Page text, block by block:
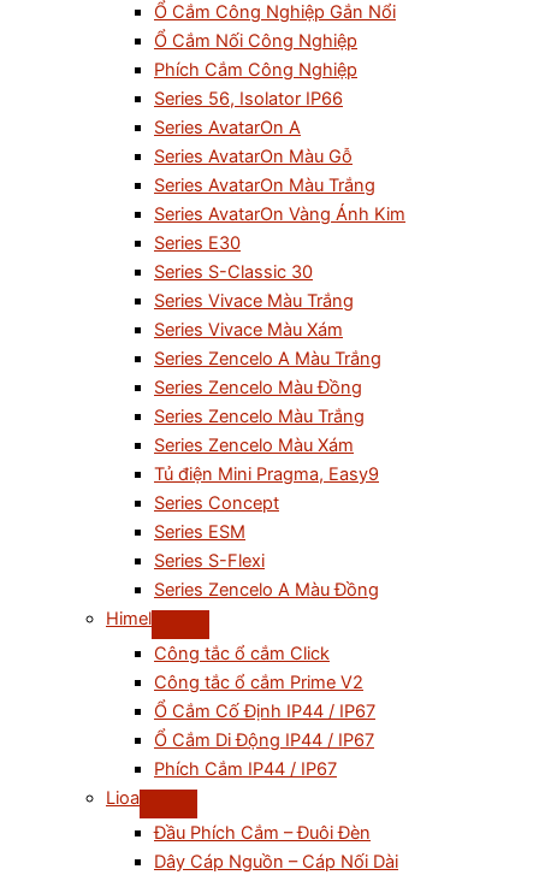
Ổ Cắm Công Nghiệp Gắn Nổi
Ổ Cắm Nối Công Nghiệp
Phích Cắm Công Nghiệp
Series 56, Isolator IP66
Series AvatarOn A
Series AvatarOn Màu Gỗ
Series AvatarOn Màu Trắng
Series AvatarOn Vàng Ánh Kim
Series E30
Series S-Classic 30
Series Vivace Màu Trắng
Series Vivace Màu Xám
Series Zencelo A Màu Trắng
Series Zencelo Màu Đồng
Series Zencelo Màu Trắng
Series Zencelo Màu Xám
Tủ điện Mini Pragma, Easy9
Series Concept
Series ESM
Series S-Flexi
Series Zencelo A Màu Đồng
Himel
Công tắc ổ cắm Click
Công tắc ổ cắm Prime V2
Ổ Cắm Cố Định IP44 / IP67
Ổ Cắm Di Động IP44 / IP67
Phích Cắm IP44 / IP67
Lioa
Đầu Phích Cắm – Đuôi Đèn
Dây Cáp Nguồn – Cáp Nối Dài